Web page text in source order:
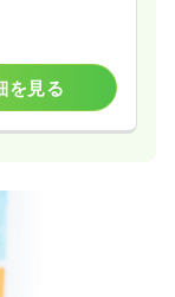
を見る